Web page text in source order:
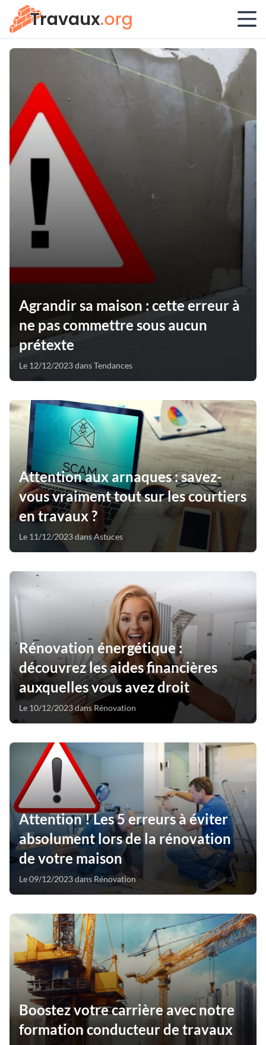
Agrandir sa maison : cette erreur à
ne pas commettre sous aucun
prétexte
Le 12/12/2023 dans Tendances
Attention aux arnaques : savez-
vous vraiment tout sur les courtiers
en travaux ?
Le 11/12/2023 dans Astuces
Rénovation énergétique :
découvrez les aides financières
auxquelles vous avez droit
Le 10/12/2023 dans Rénovation
Attention ! Les 5 erreurs à éviter
absolument lors de la rénovation
de votre maison
Le 09/12/2023 dans Rénovation
Boostez votre carrière avec notre
formation conducteur de travaux